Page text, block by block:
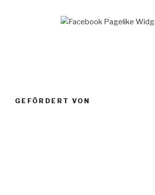
GEFÖRDERT VON